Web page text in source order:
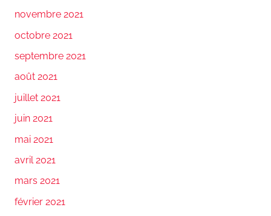
novembre 2021
octobre 2021
septembre 2021
août 2021
juillet 2021
juin 2021
mai 2021
avril 2021
mars 2021
février 2021